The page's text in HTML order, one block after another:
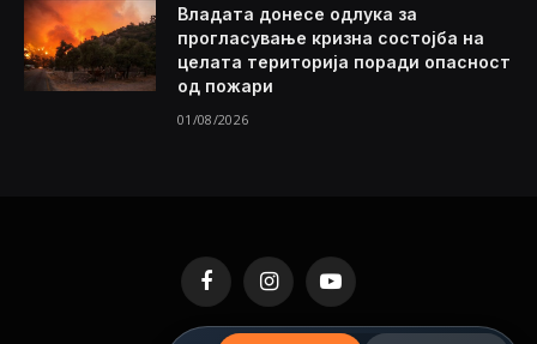
Владата донесе одлука за
прогласување кризна состојба на
целата територија поради опасност
од пожари
01/08/2026
FacebookInstagramYouTube